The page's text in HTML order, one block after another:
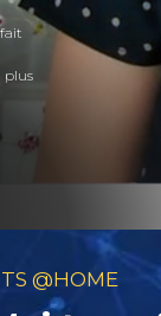
plus
@HOME